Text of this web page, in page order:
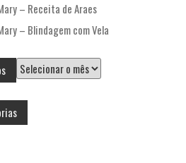
– Receita de Araes
– Blindagem com Vela
Arquivos